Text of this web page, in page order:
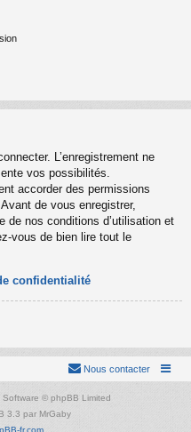
L’enregistrement ne
vos possibilités.
accorder des permissions
de vous enregistrer,
de nos conditions d’utilisation et
vous de bien lire tout le
confidentialité
Nous contacter
Software © phpBB Limited
3.3 par MrGaby
fr.com